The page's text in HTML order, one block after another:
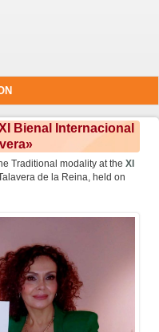
Bienal Internacional
Traditional modality at theXI
de la Reina, held on